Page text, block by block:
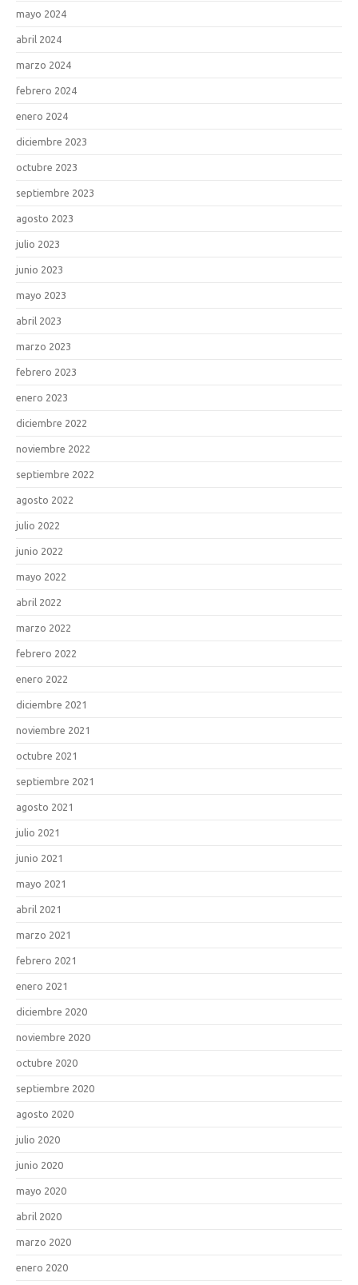
mayo 2024
abril 2024
marzo 2024
febrero 2024
enero 2024
diciembre 2023
octubre 2023
septiembre 2023
agosto 2023
julio 2023
junio 2023
mayo 2023
abril 2023
marzo 2023
febrero 2023
enero 2023
diciembre 2022
noviembre 2022
septiembre 2022
agosto 2022
julio 2022
junio 2022
mayo 2022
abril 2022
marzo 2022
febrero 2022
enero 2022
diciembre 2021
noviembre 2021
octubre 2021
septiembre 2021
agosto 2021
julio 2021
junio 2021
mayo 2021
abril 2021
marzo 2021
febrero 2021
enero 2021
diciembre 2020
noviembre 2020
octubre 2020
septiembre 2020
agosto 2020
julio 2020
junio 2020
mayo 2020
abril 2020
marzo 2020
enero 2020